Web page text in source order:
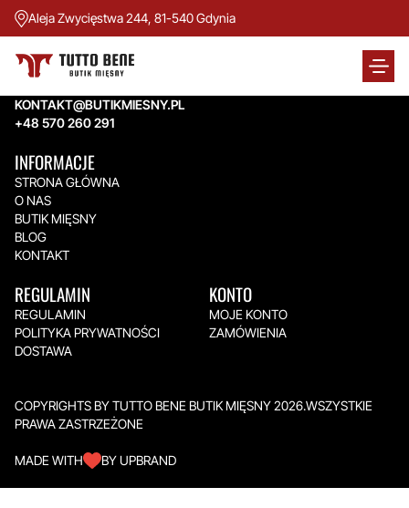
Aleja Zwycięstwa 244, 81-540 Gdynia
TUTTO BENE BUTIK MIĘSNY
Aleja Zwycięstwa 244,
KONTAKT@BUTIKMIESNY.PL
+48 570 260 291
INFORMACJE
STRONA GŁÓWNA
O NAS
BUTIK MIĘSNY
BLOG
KONTAKT
REGULAMIN
REGULAMIN
POLITYKA PRYWATNOŚCI
DOSTAWA
KONTO
MOJE KONTO
ZAMÓWIENIA
COPYRIGHTS BY TUTTO BENE BUTIK MIĘSNY 2026.WSZYSTKIE
PRAWA ZASTRZEŻONE
MADE WITH BY UPBRAND